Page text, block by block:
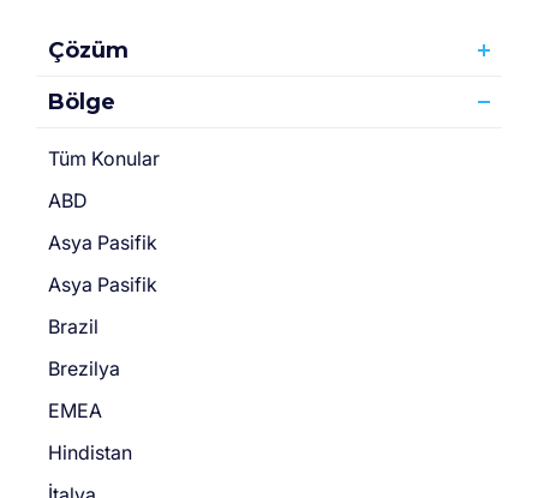
Çözüm
Bölge
Tüm Konular
ABD
Asya Pasifik
Asya Pasifik
Brazil
Brezilya
EMEA
Hindistan